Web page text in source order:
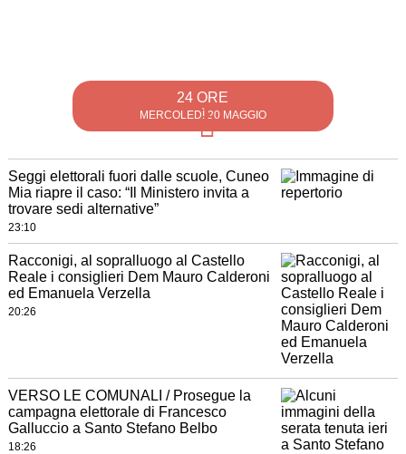
24 ORE
MERCOLEDÌ 20 MAGGIO
Seggi elettorali fuori dalle scuole, Cuneo
Mia riapre il caso: “Il Ministero invita a
trovare sedi alternative”
23:10
Racconigi, al sopralluogo al Castello
Reale i consiglieri Dem Mauro Calderoni
ed Emanuela Verzella
20:26
VERSO LE COMUNALI / Prosegue la
campagna elettorale di Francesco
Galluccio a Santo Stefano Belbo
18:26